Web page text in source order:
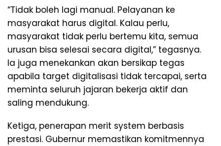
“Tidak boleh lagi manual. Pelayanan ke
masyarakat harus digital. Kalau perlu,
masyarakat tidak perlu bertemu kita, semua
urusan bisa selesai secara digital,” tegasnya.
Ia juga menekankan akan bersikap tegas
apabila target digitalisasi tidak tercapai, serta
meminta seluruh jajaran bekerja aktif dan
saling mendukung.
Ketiga, penerapan merit system berbasis
prestasi. Gubernur memastikan komitmennya